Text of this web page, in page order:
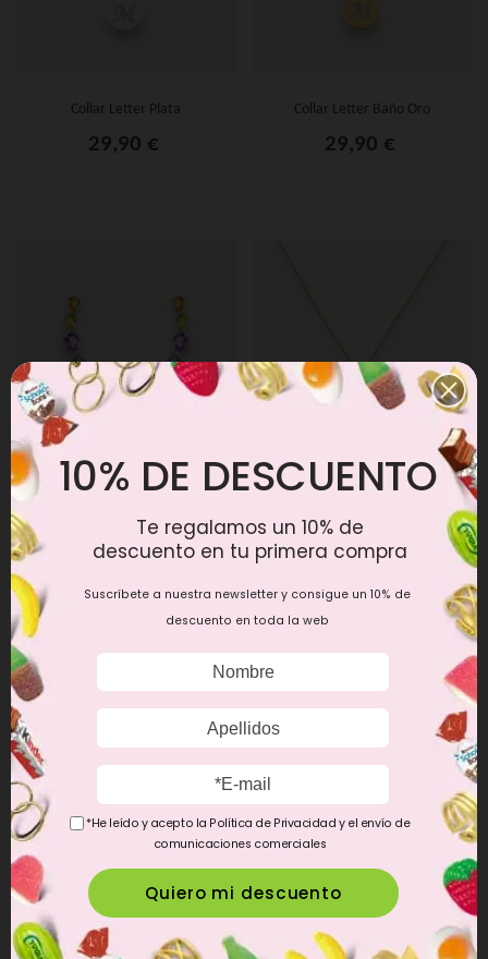
Collar Letter Plata
29,90 €
Collar Letter Baño Oro
29,90 €
Pendientes Colours Trepadores
Plata
24,90 € 29,90 €
Pulsera Blue Pebbles Baño Oro
26,90 €
Pulsera Turtle Dots Baño Oro
26,90 €
10% DE DESCUENTO
Te regalamos un 10% de
descuento en tu primera compra
Suscríbete a nuestra newsletter y consigue un 10% de
descuento en toda la web
*He leído y acepto la Política de Privacidad y el envío de
comunicaciones comerciales